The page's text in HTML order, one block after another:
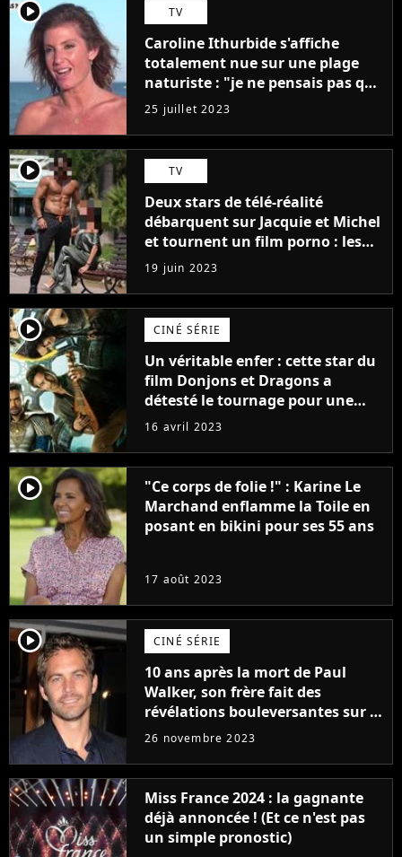
player2 TV
Caroline Ithurbide s'affiche
totalement nue sur une plage
naturiste : "je ne pensais pas que
j'arriverais à le faire..."
25 juillet 2023
player2 TV
Deux stars de télé-réalité
débarquent sur Jacquie et Michel
et tournent un film porno : les
premières images du tournage
(exclu)
19 juin 2023
player2 CINÉ SÉRIE
Un véritable enfer : cette star du
film Donjons et Dragons a
détesté le tournage pour une
raison très spéciale
16 avril 2023
player2
"Ce corps de folie !" : Karine Le
Marchand enflamme la Toile en
posant en bikini pour ses 55 ans
17 août 2023
player2 CINÉ SÉRIE
10 ans après la mort de Paul
Walker, son frère fait des
révélations bouleversantes sur la
réaction des acteurs de Fast and
26 novembre 2023
Miss France 2024 : la gagnante
déjà annoncée ! (Et ce n'est pas
un simple pronostic)